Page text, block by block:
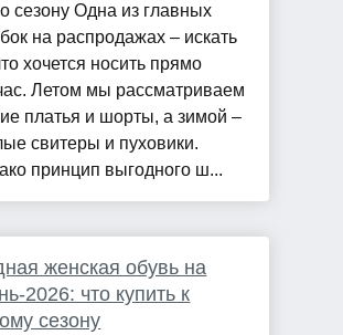
сезону Одна из главных
на распродажах – искать
хочется носить прямо
Летом мы рассматриваем
платья и шорты, а зимой –
свитеры и пуховики.
принцип выгодного ш...
женская обувь на
2026: что купить к
сезону